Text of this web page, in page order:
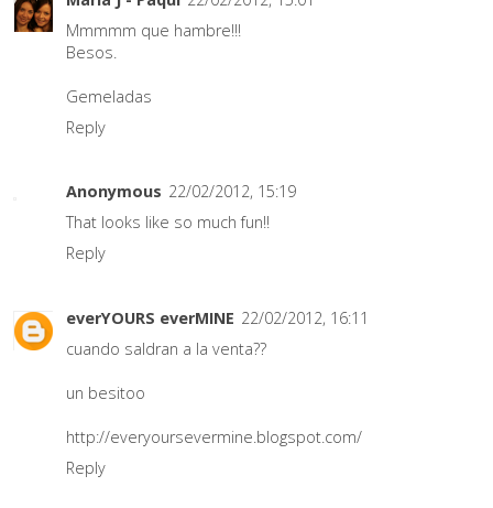
Mmmmm que hambre!!!
Besos.
Gemeladas
Reply
Anonymous 22/02/2012, 15:19
That looks like so much fun!!
Reply
everYOURS everMINE 22/02/2012, 16:11
cuando saldran a la venta??
un besitoo
http://everyoursevermine.blogspot.com/
Reply